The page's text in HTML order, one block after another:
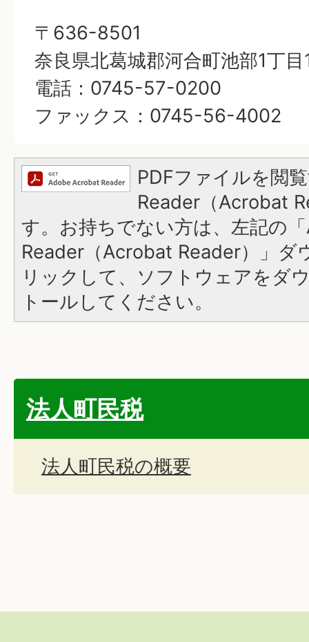
〒636-8501
奈良県北葛城郡河合町池部1丁目
電話：0745-57-0200
ファックス：0745-56-4002
PDFファイルを閲
Reader（Acrobat
す。お持ちでない方は、左記の
Reader（Acrobat Reader）」ダ
リックして、ソフトウェアをダ
トールしてください。
法人町民税
法人町民税の概要